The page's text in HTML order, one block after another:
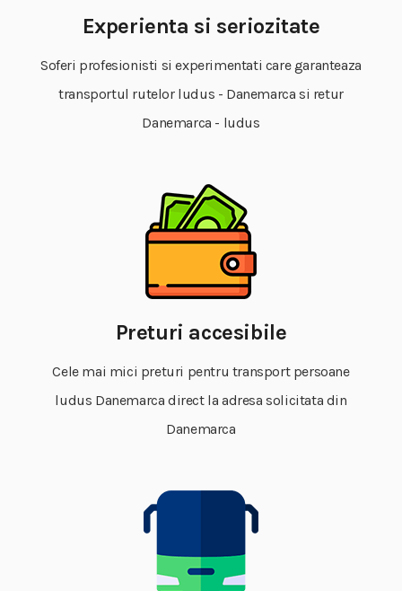
Experienta si seriozitate
Soferi profesionisti si experimentati care garanteaza
transportul rutelor ludus - Danemarca si retur
Danemarca - ludus
Preturi accesibile
Cele mai mici preturi pentru transport persoane
ludus Danemarca direct la adresa solicitata din
Danemarca